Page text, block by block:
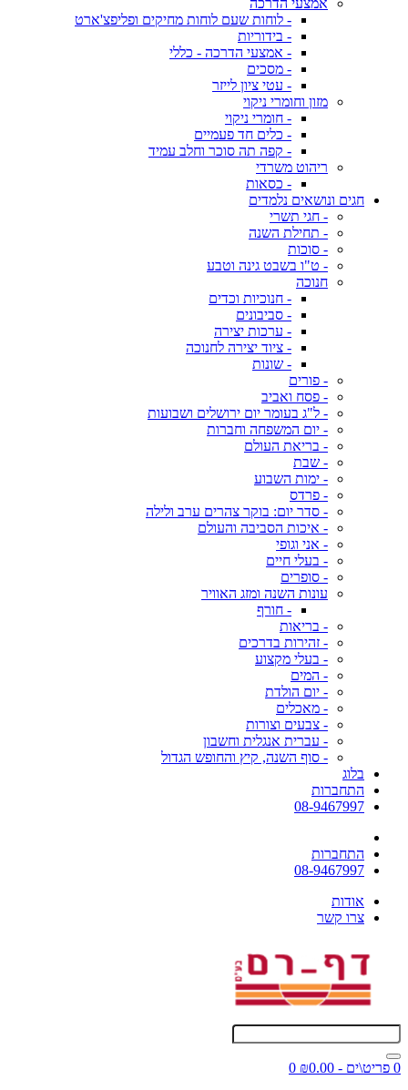
אמצעי הדרכה
- לוחות שעם לוחות מחיקים ופליפצ'ארט
- בידוריות
- אמצעי הדרכה - כללי
- מסכים
- עטי ציון לייזר
מזון וחומרי ניקוי
- חומרי ניקוי
- כלים חד פעמיים
- קפה תה סוכר וחלב עמיד
ריהוט משרדי
- כסאות
חגים ונושאים נלמדים
- חגי תשרי
- תחילת השנה
- סוכות
- ט"ו בשבט גינה וטבע
חנוכה
- חנוכיות וכדים
- סביבונים
- ערכות יצירה
- ציוד יצירה לחנוכה
- שונות
- פורים
- פסח ואביב
- ל"ג בעומר יום ירושלים ושבועות
- יום המשפחה וחברות
- בריאת העולם
- שבת
- ימות השבוע
- פרדס
- סדר יום: בוקר צהרים ערב ולילה
- איכות הסביבה והעולם
- אני וגופי
- בעלי חיים
- סופרים
עונות השנה ומזג האוויר
- חורף
- בריאות
- זהירות בדרכים
- בעלי מקצוע
- המים
- יום הולדת
- מאכלים
- צבעים וצורות
- עברית אנגלית וחשבון
- סוף השנה, קיץ והחופש הגדול
בלוג
התחברות
08-9467997
התחברות
08-9467997
אודות
צרו קשר
0 פריט\ים - ₪0.00
0